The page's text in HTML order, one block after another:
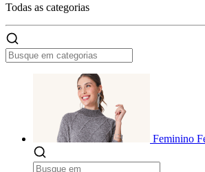
Todas as categorias
Feminino